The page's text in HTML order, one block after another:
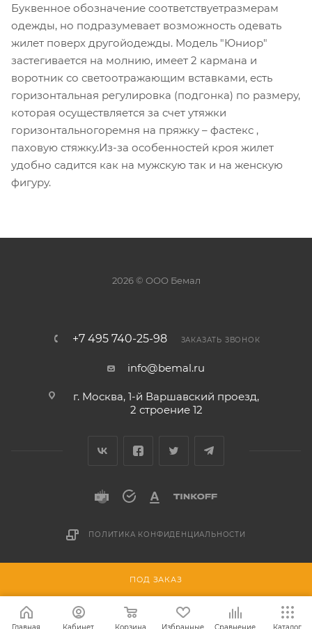
ПОД ЗАКАЗ
Буквенное обозначение соответствуетразмерам
одежды, но подразумевает возможность одевать
жилет поверх другойодежды. Модель "Юниор"
застегивается на молнию, имеет 2 кармана и
воротник со светоотражающим вставками, есть
горизонтальная регулировка (подгонка) по размеру,
которая осуществляется за счет утяжки
горизонтальногоремня на пряжку – фастекс ,
паховую стяжку.Из-за особенностей кроя жилет
удобно садится как на мужскую так и на женскую
фигуру.
2026 © ООО Бемал
+7 495 740-25-98 ЗАКАЗАТЬ ЗВОНОК
info@bemal.ru
г. Москва, 1-й Варшавский проезд,
2 строение 12
ПОЛИТИКА КОНФИДЕНЦИАЛЬНОСТИ